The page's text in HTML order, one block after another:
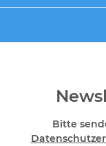
Bitte